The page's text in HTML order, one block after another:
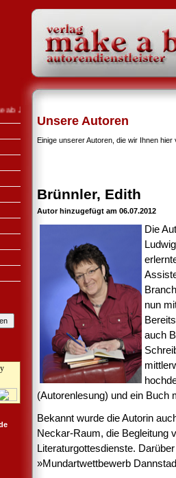
Januar 2026 +++
Unsere Autoren
Einige unserer Autoren, die wir Ihnen
Brünnler, Edith
Autor hinzugefügt am 06.07.2012
Die
nun
auch
(Autorenlesung) und ein Buch
Bekannt wurde die Autorin
Neckar-Raum, die Begleitung
Literaturgottesdienste.
»Mundartwettbewerb